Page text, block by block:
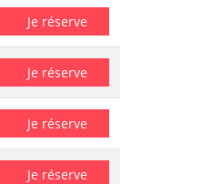
Je réserve
Je réserve
Je réserve
Je réserve